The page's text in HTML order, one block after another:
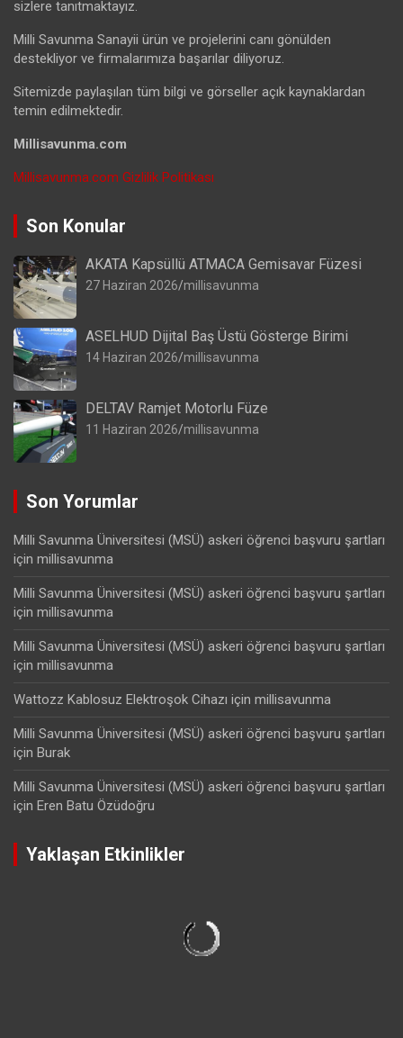
sizlere tanıtmaktayız.
Milli Savunma Sanayii ürün ve projelerini canı gönülden
destekliyor ve firmalarımıza başarılar diliyoruz.
Sitemizde paylaşılan tüm bilgi ve görseller açık kaynaklardan
temin edilmektedir.
Millisavunma.com
Millisavunma.com Gizlilik Politikası
Son Konular
AKATA Kapsüllü ATMACA Gemisavar Füzesi
27 Haziran 2026 millisavunma
ASELHUD Dijital Baş Üstü Gösterge Birimi
14 Haziran 2026 millisavunma
DELTAV Ramjet Motorlu Füze
11 Haziran 2026 millisavunma
Son Yorumlar
Milli Savunma Üniversitesi (MSÜ) askeri öğrenci başvuru şartları
için millisavunma
Milli Savunma Üniversitesi (MSÜ) askeri öğrenci başvuru şartları
için millisavunma
Milli Savunma Üniversitesi (MSÜ) askeri öğrenci başvuru şartları
için millisavunma
Wattozz Kablosuz Elektroşok Cihazı için millisavunma
Milli Savunma Üniversitesi (MSÜ) askeri öğrenci başvuru şartları
için Burak
Milli Savunma Üniversitesi (MSÜ) askeri öğrenci başvuru şartları
için Eren Batu Özüdoğru
Yaklaşan Etkinlikler